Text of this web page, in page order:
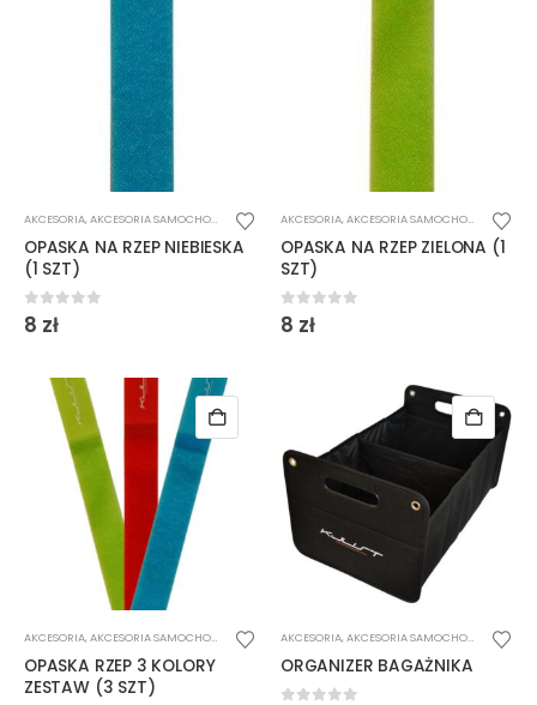
AKCESORIA,AKCESORIA SAMOCHODOWE
OPASKA NA RZEP NIEBIESKA
(1 SZT)
0out of 5
8 zł
AKCESORIA,AKCESORIA SAMOCHODOWE
OPASKA NA RZEP ZIELONA (1
SZT)
0out of 5
8 zł
AKCESORIA,AKCESORIA SAMOCHODOWE
OPASKA RZEP 3 KOLORY
ZESTAW (3 SZT)
AKCESORIA,AKCESORIA SAMOCHODOWE
ORGANIZER BAGAŻNIKA